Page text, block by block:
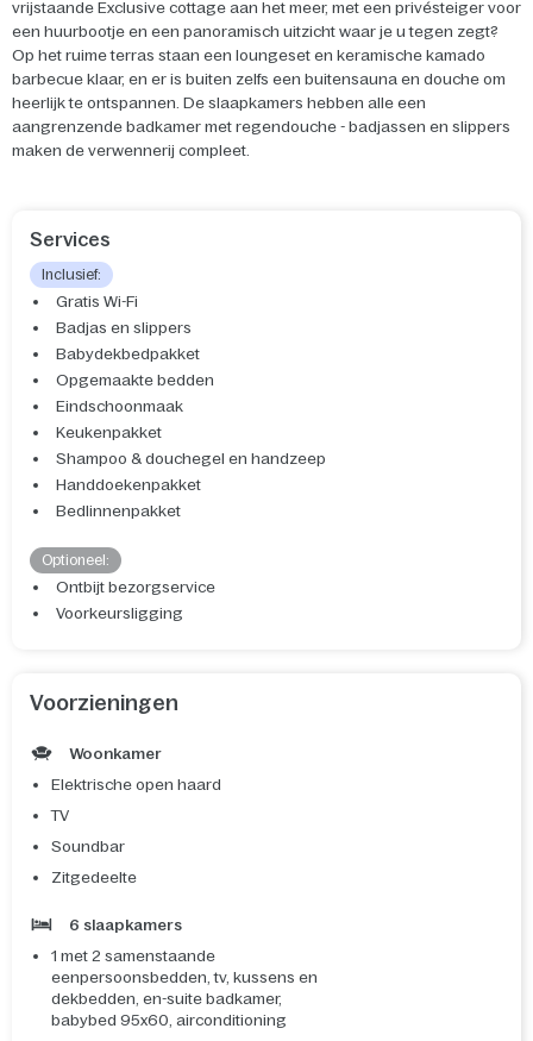
vrijstaande Exclusive cottage aan het meer, met een privésteiger voor
een huurbootje en een panoramisch uitzicht waar je u tegen zegt?
Op het ruime terras staan een loungeset en keramische kamado
barbecue klaar, en er is buiten zelfs een buitensauna en douche om
heerlijk te ontspannen. De slaapkamers hebben alle een
aangrenzende badkamer met regendouche - badjassen en slippers
maken de verwennerij compleet.
Services
Inclusief:
Gratis Wi-Fi
Badjas en slippers
Babydekbedpakket
Opgemaakte bedden
Eindschoonmaak
Keukenpakket
Shampoo & douchegel en handzeep
Handdoekenpakket
Bedlinnenpakket
Optioneel:
Ontbijt bezorgservice
Voorkeursligging
Voorzieningen
Woonkamer
Elektrische open haard
TV
Soundbar
Zitgedeelte
6 slaapkamers
1 met 2 samenstaande
eenpersoonsbedden, tv, kussens en
dekbedden, en-suite badkamer,
babybed 95x60, airconditioning